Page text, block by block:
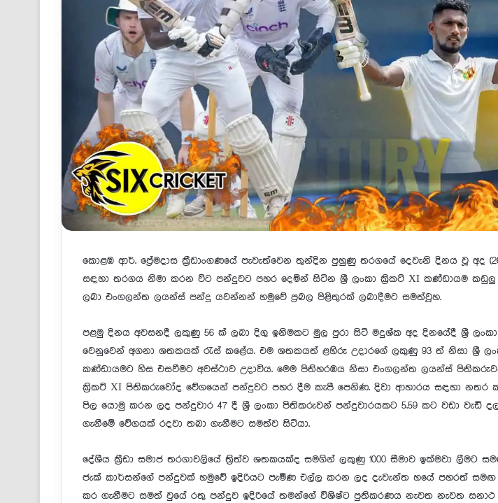
කොළඹ ආර්. ප්‍රේමදාස ක්‍රීඩාංගණයේ පැවැත්වෙන තුන්දින පුහුණු තරගයේ දෙවැනි දිනය වූ අද
සඳහා තරගය නිමා කරන විට පන්දුවට පහර දෙමින් සිටින ශ්‍රී ලංකා ක්‍රිකට් XI කණ්ඩායම
ලබා එංගලන්ත ලයන්ස් පන්දු යවන්නන් හමුවේ ප්‍රබල පිළිතුරක් ලබාදීමට සමත්වූහ.
පළමු දිනය අවසනදී ලකුණු 56 ක් ලබා දිගු ඉනිමකට මුල පුරා සිටි මදුශ්ක අද දිනයේදී ශ්‍රී ලංකා
වෙනුවෙන් අගනා ශතකයක් රැස් කළේය. එම ශතකයත් ළහිරු උදාරගේ ලකුණු 93 ත් නිසා ශ්‍රී
කණ්ඩායමට හිස එසවීමට අවස්ථාව උදාවිය. මෙම පිතිහරඹය නිසා එංගලන්ත ලයන්ස්
ක්‍රිකට් XI පිතිකරුවෝද වේගයෙන් පන්දුවට පහර දීම කැපී පෙනිණ. දිවා ආහාරය සඳහා නතර
පිල යොමු කරන ලද පන්දුවාර 47 දී ශ්‍රී ලංකා පිතිකරුවන් පන්දුවාරයකට 5.59 කට වඩා වැඩි
ගැනීමේ වේගයක් රදවා තබා ගැනීමට සමත්ව සිටියා.
දේශීය ක්‍රීඩා සමාජ තරගාවලියේ ත්‍රිත්ව ශතකයක්ද සමගින් ලකුණු 1000 සීමාව ඉක්මවා ලීමට
ජැක් කාර්සන්ගේ පන්දුවක් හමුවේ ඉදිරියට පැමිණ එල්ල කරන ලද දැවැන්ත හයේ පහරත්
කර ගැනීමට සමත් වුයේ රතු පන්දුව ඉදිරියේ තමන්ගේ විශිෂ්ට පුතිකරණය නැවත නැවත